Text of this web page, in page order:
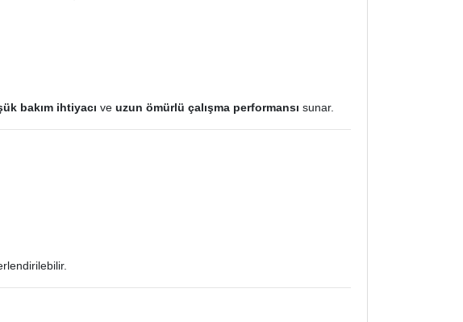
bakım ihtiyacı veuzun ömürlü çalışma performansı sunar.